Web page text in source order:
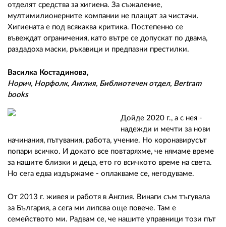
отделят средства за хигиена. За съжаление,
мултимилионерните компании не плащат за чистачи.
Хигиената е под всякаква критика. Постепенно се
въвеждат ограничения, като вътре се допускат по двама,
раздадоха маски, ръкавици и предпазни престилки.
Василка Костадинова,
Норич, Норфолк, Англия, Библиотечен отдел, Bertram
books
Дойде 2020 г., а с нея -
надежди и мечти за нови
начинания, пътувания, работа, учение. Но коронавирусът
попари всичко. И докато все повтаряхме, че нямаме време
за нашите близки и деца, eто го всичкото време на света.
Но сега едва издържаме - оплакваме се, негодуваме.
От 2013 г. живея и работя в Англия. Винаги съм тъгувала
за България, а сега ми липсва още повече. Там е
семейството ми. Радвам се, че нашите управници този път